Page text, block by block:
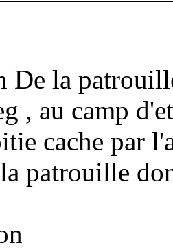
De la
, au camp
cache par
patrouille